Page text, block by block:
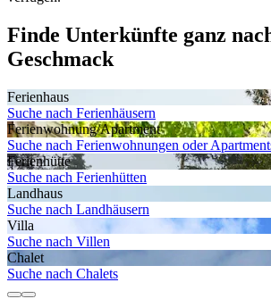
Finde Unterkünfte ganz
Geschmack
Ferienhaus
Suche nach Ferienhäusern
Ferienwohnung/Apartment
Suche nach Ferienwohnungen oder
Ferienhütte
Suche nach Ferienhütten
Landhaus
Suche nach Landhäusern
Villa
Suche nach Villen
Chalet
Suche nach Chalets